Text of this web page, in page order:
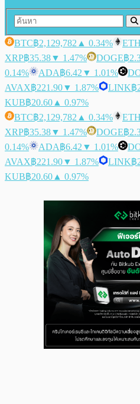
BTC฿2,129,782 ▲ 0.34% ETH
XRP฿35.38▼ 1.47% DOGE฿
0.14%
ADA฿6.42 ▼ 1.01%
AVAX฿221.90▼ 1.87% LINK฿
KUB฿20.60 ▲ 0.97%
BTC฿2,129,782 ▲ 0.34% ETH
XRP฿35.38▼ 1.47% DOGE฿
0.14%
ADA฿6.42 ▼ 1.01%
AVAX฿221.90▼ 1.87% LINK฿
KUB฿20.60 ▲ 0.97%